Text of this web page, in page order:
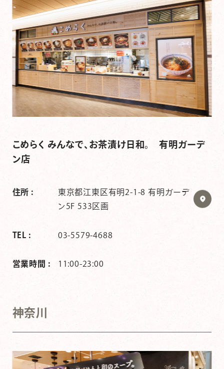
こめらく みんなで、お茶漬け日和。 有明ガーデ
ン店
住所 :
東京都江東区有明2-1-8 有明ガーデ
ン5F 533区画
TEL : 03-5579-4688
営業時間 : 11:00-23:00
神奈川